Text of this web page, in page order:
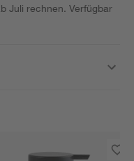
Juli rechnen. Verfügbar